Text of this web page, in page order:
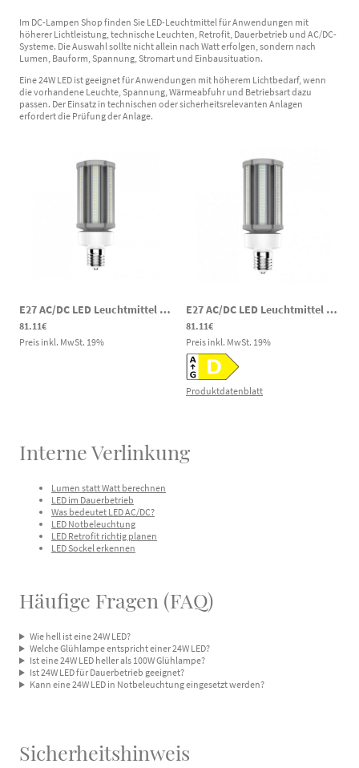
Im DC-Lampen Shop finden Sie LED-Leuchtmittel für Anwendungen mit
höherer Lichtleistung, technische Leuchten, Retrofit, Dauerbetrieb und AC/DC-
Systeme. Die Auswahl sollte nicht allein nach Watt erfolgen, sondern nach
Lumen, Bauform, Spannung, Stromart und Einbausituation.
Eine 24W LED ist geeignet für Anwendungen mit höherem Lichtbedarf, wenn
die vorhandene Leuchte, Spannung, Wärmeabfuhr und Betriebsart dazu
passen. Der Einsatz in technischen oder sicherheitsrelevanten Anlagen
erfordert die Prüfung der Anlage.
E27 AC/DC LED Leuchtmittel Straßenlampe 18W 1900K Amber 90-269VDC 100-277VAC Notbeleuchtung
81.11€
Preis inkl. MwSt. 19%
E27 AC/DC LED Leuchtmittel Straßenlampe 18W 3000K 2430lm 90-269VDC 100-277VAC Notbeleuchtung
81.11€
Preis inkl. MwSt. 19%
Produktdatenblatt
Interne Verlinkung
Lumen statt Watt berechnen
LED im Dauerbetrieb
Was bedeutet LED AC/DC?
LED Notbeleuchtung
LED Retrofit richtig planen
LED Sockel erkennen
Häufige Fragen (FAQ)
Wie hell ist eine 24W LED?
Welche Glühlampe entspricht einer 24W LED?
Ist eine 24W LED heller als 100W Glühlampe?
Ist 24W LED für Dauerbetrieb geeignet?
Kann eine 24W LED in Notbeleuchtung eingesetzt werden?
Sicherheitshinweis